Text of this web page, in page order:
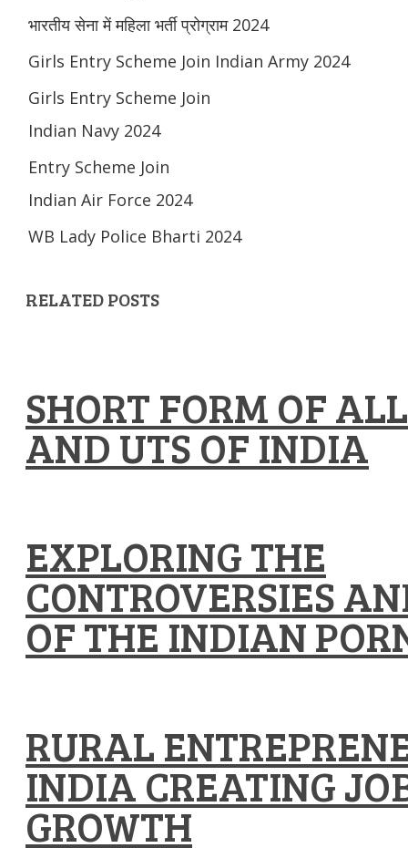
भारतीय सेना में महिला भर्ती प्रोग्राम 2024
Girls Entry Scheme Join Indian Army 2024
Girls Entry Scheme Join
Indian Navy 2024
Entry Scheme Join
Indian Air Force 2024
WB Lady Police Bharti 2024
RELATED POSTS
SHORT FORM OF
AND UTS OF INDIA
EXPLORING THE
CONTROVERSIES
OF THE INDIAN
RURAL
INDIA CREATING
GROWTH